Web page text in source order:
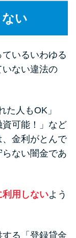
い
いるいわゆる
いない違法の
た人もOK」
資可能！」など
金利がとんで
ない闇金であ
利用しないよう
る「登録貸金